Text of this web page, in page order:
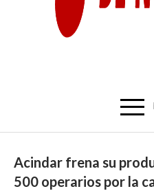
Acindar frena su
500 operarios por la